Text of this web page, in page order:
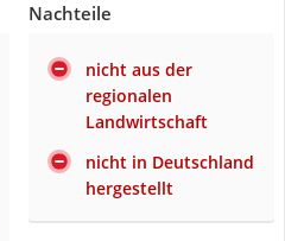
Nachteile
nicht aus der
regionalen
Landwirtschaft
nicht in Deutschland
hergestellt